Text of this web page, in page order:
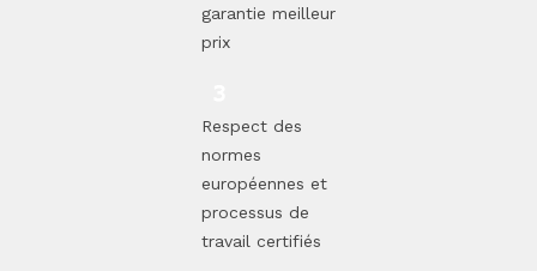
garantie meilleur
prix
Respect des
normes
européennes et
processus de
travail certifiés